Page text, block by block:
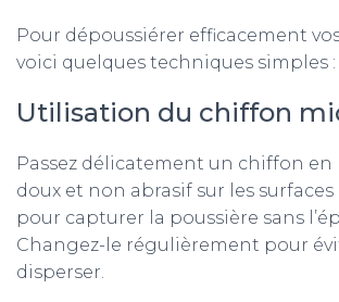
Pour dépoussiérer efficacement
voici quelques techniques simples :
Utilisation du chiffon
Passez délicatement un chiffon
doux et non abrasif sur les
pour capturer la poussière sans
Changez-le régulièrement pour
disperser.